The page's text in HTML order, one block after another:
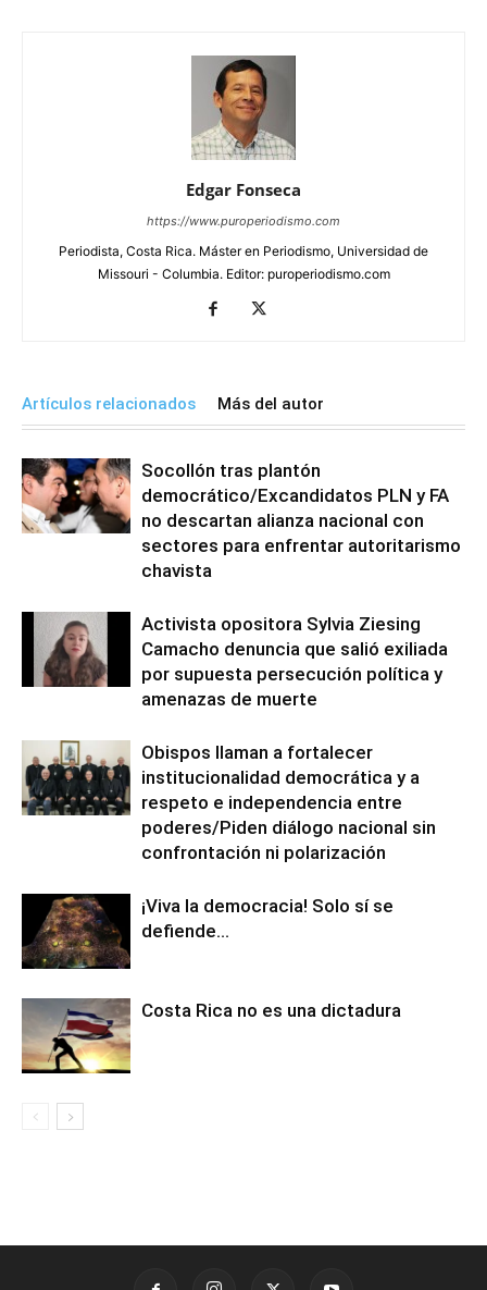
Edgar Fonseca
https://www.puroperiodismo.com
Periodista, Costa Rica. Máster en Periodismo, Universidad de
Missouri - Columbia. Editor: puroperiodismo.com
Artículos relacionados Más del autor
Socollón tras plantón
democrático/Excandidatos PLN y FA
no descartan alianza nacional con
sectores para enfrentar autoritarismo
chavista
Activista opositora Sylvia Ziesing
Camacho denuncia que salió exiliada
por supuesta persecución política y
amenazas de muerte
Obispos llaman a fortalecer
institucionalidad democrática y a
respeto e independencia entre
poderes/Piden diálogo nacional sin
confrontación ni polarización
¡Viva la democracia! Solo sí se
defiende…
Costa Rica no es una dictadura